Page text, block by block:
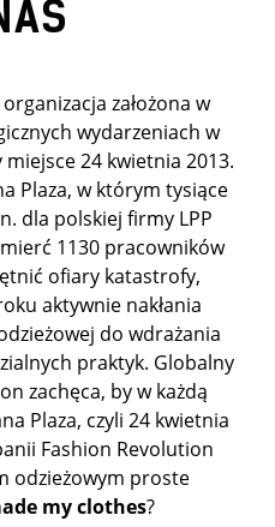
założona w
wydarzeniach w
24 kwietnia 2013.
Plaza, w którym tysiące
dla polskiej firmy LPP
1130 pracowników
ofiary katastrofy,
aktywnie nakłania
do wdrażania
praktyk. Globalny
zachęca, by w każdą
Plaza, czyli 24 kwietnia
Fashion Revolution
odzieżowym proste
my clothes?